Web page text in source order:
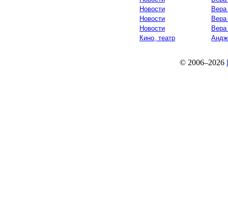
Новости
Новости
Новости
Кино, театр
© 2006–2026